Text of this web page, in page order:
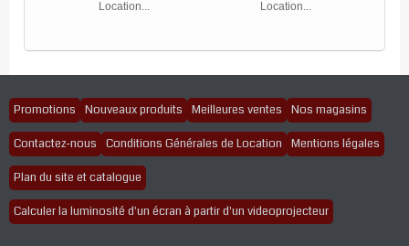
Location... Location...
Promotions Nouveaux produits Meilleures ventes Nos magasins
Contactez-nous Conditions Générales de Location Mentions légales
Plan du site et catalogue
Calculer la luminosité d'un écran à partir d'un videoprojecteur